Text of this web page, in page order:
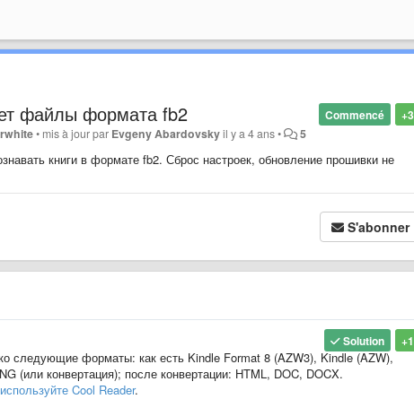
+3
Commencé
файлы формата fb2
• mis à jour par Evgeny Abardovskyil y a 4 ans• 5
книги в формате fb2. Сброс настроек, обновление прошивки не
S'abonner
+1
Solution
следующие форматы: как есть Kindle Format 8 (AZW3), Kindle (AZW),
(или конвертация); после конвертации: HTML, DOC, DOCX.
используйте Cool Reader.